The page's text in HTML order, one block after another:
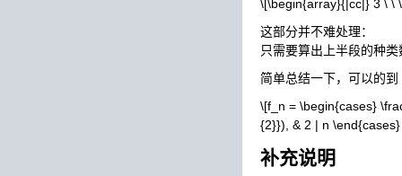
\[\begin{array}{|cc|} 3 \ \
这部分并不难处理：
只需要算出上半段的种类
简单总结一下，可以的
\[f_n = \begin{cases}
{2}}), & 2 | n
补充说明